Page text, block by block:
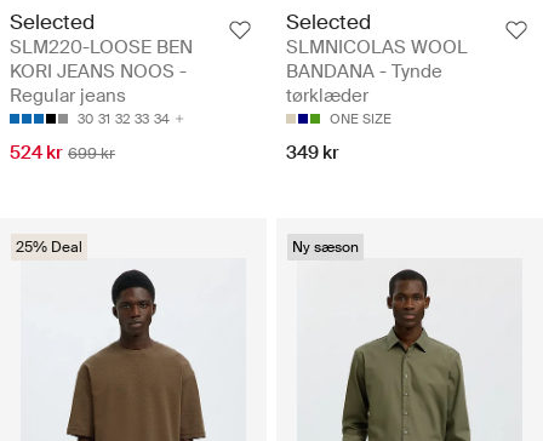
Selected
SLM220-LOOSE BEN
KORI JEANS NOOS -
Regular jeans
30 31 32 33 34
524 kr 699 kr
Selected
SLMNICOLAS WOOL
BANDANA - Tynde
tørklæder
ONE SIZE
349 kr
25% Deal Ny sæson